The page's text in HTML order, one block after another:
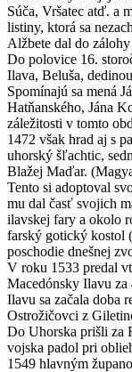
Súča, Vršatec atď. a
listiny, ktorá sa
Alžbete dal do
Do polovice 16.
Ilava, Beluša,
Spomínajú sa mená
Hatňanského, Jána
záležitosti v tomto
1472 však hrad aj s
uhorský šľachtic,
Blažej Maďar.
Tento si adoptoval
mu dal časť svojich
ilavskej fary a okolo
farský gotický kostol
poschodie dnešnej
V roku 1533 predal
Macedónsky Ilavu
Ilavu sa začala doba
Ostrožičovci z
Do Uhorska prišli za
vojska padol pri
1549 hlavným